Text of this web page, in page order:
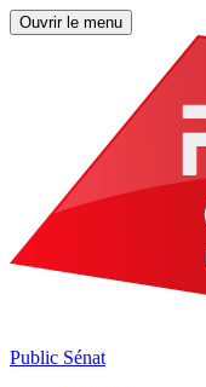
Ouvrir le menu
Public Sénat